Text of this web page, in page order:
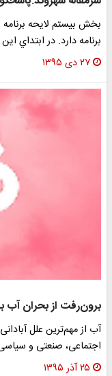
بخش بيستم لايحه
برنامه دارد. در ابتداي اين بخش و
۲۷ دی ۱۳۹۵
برون‌رفت از بحران آب
آب از مهم‌ترین علل
اجتماعی، صنعتی و سیاسی
۲۵ آذر ۱۳۹۵